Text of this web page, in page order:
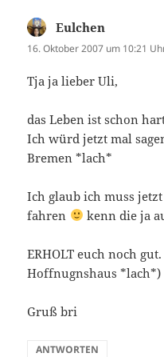
Eulchen
16. Oktober 2007 um 10:21
Tja ja lieber Uli,
das Leben ist schon
Ich würd jetzt mal
Bremen *lach*
Ich glaub ich muss
fahren
kenn die ja
ERHOLT euch noch
Hoffnugnshaus *lach*)
Gruß bri
ANTWORTEN